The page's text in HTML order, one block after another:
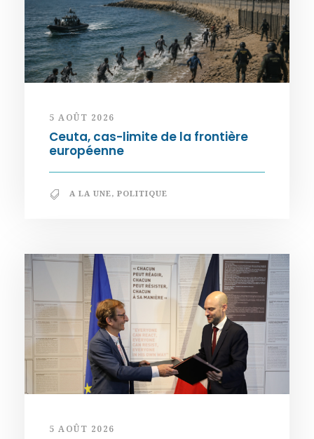
5 AOÛT 2026
Ceuta, cas-limite de la frontière
européenne
A LA UNE, POLITIQUE
5 AOÛT 2026